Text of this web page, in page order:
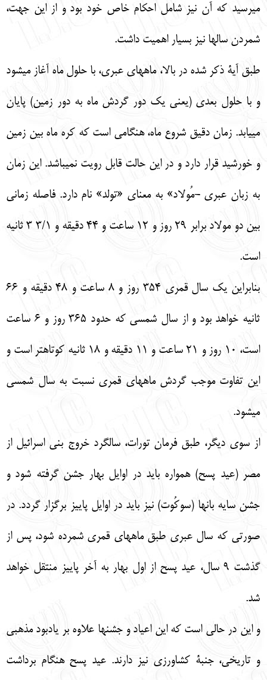
ميرسيد كه آن نيز شامل احكام خاص خود بود و از اين جهت،
شمردن سالها نيز بسيار اهميت داشت.
طبق آية ذكر شده در بالا، ماههاي عبري، با حلول ماه آغاز ميشود
و با حلول بعدي (يعني يك دور گردش ماه به دور زمين) پايان
مييابد. زمان دقيق شروع ماه، هنگامي است كه كره ماه بين زمين
و خورشيد قرار دارد و در اين حالت قابل رويت نميباشد. اين زمان
به زبان عبري -مُولاد» به معناي «تولد» نام دارد. فاصله زماني
بين دو مولاد برابر 29 روز و 12 ساعت و 44 دقيقه و 3/1 3 ثانيه
است.
بنابراين يك سال قمري 354 روز و 8 ساعت و 48 دقيقه و 66
ثانيه خواهد بود و از سال شمسي كه حدود 365 روز و 6 ساعت
است، 10 روز و 21 ساعت و 11 دقيقه و 18 ثانيه كوتاهتر است و
اين تفاوت موجب گردش ماههاي قمري نسبت به سال شمسي
ميشود.
از سوي ديگر، طبق فرمان تورات، سالگرد خروج بني اسرائيل از
مصر (عيد پسح) همواره بايد در اوايل بهار جشن گرفته شود و
جشن سايه بانها (سوكُوت) نيز بايد در اوايل پاييز برگزار گردد. در
صورتي كه سال عبري طبق ماههاي قمري شمرده شود، پس از
گذشت 9 سال، عيد پسح از اول بهار به آخر پاييز منتقل خواهد
شد.
و اين در حالي است كه اين اعياد و جشنها علاوه بر يادبود مذهبي
و تاريخي، جنبة كشاورزي نيز دارند. عيد پسح هنگام برداشت